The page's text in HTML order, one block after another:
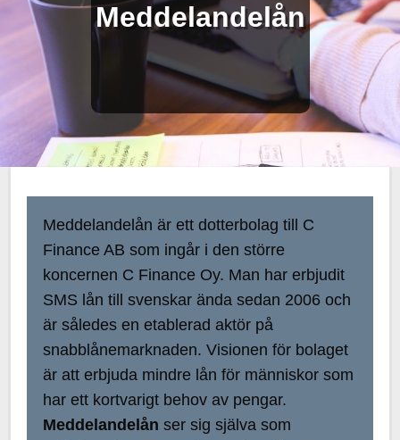
Meddelandelån
Meddelandelån är ett dotterbolag till C
Finance AB som ingår i den större
koncernen C Finance Oy. Man har erbjudit
SMS lån till svenskar ända sedan 2006 och
är således en etablerad aktör på
snabblånemarknaden. Visionen för bolaget
är att erbjuda mindre lån för människor som
har ett kortvarigt behov av pengar.
Meddelandelån ser sig själva som